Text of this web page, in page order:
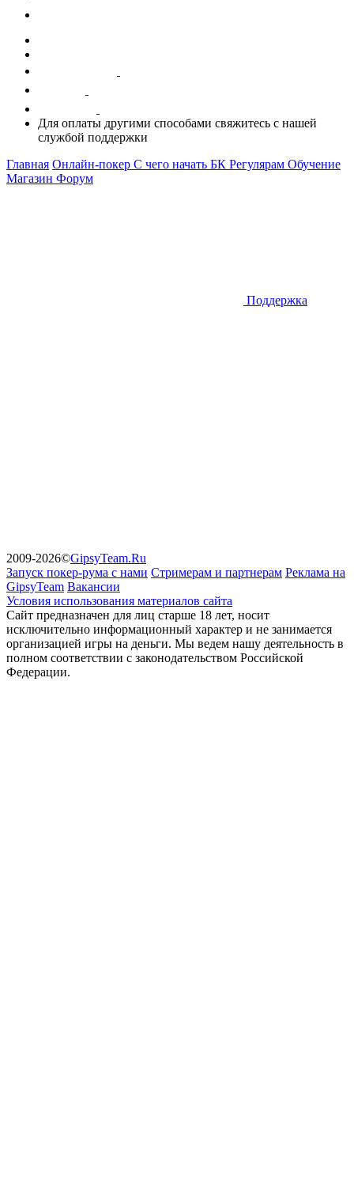
Для оплаты другими способами свяжитесь с нашей
службой поддержки
Главная Онлайн-покер С чего начать БК Регулярам Обучение
Магазин Форум
Поддержка
2009-2026©GipsyTeam.Ru
Запуск покер-рума с нами Стримерам и партнерам Реклама на
GipsyTeam Вакансии
Условия использования материалов сайта
Сайт предназначен для лиц старше 18 лет, носит
исключительно информационный характер и не занимается
организацией игры на деньги. Мы ведем нашу деятельность в
полном соответствии с законодательством Российской
Федерации.